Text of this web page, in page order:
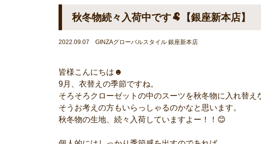
秋冬物続々入荷中です🐏【銀座新本店】
2022.09.07 GINZAグローバルスタイル 銀座新本店
皆様こんにちは☻
9月、衣替えの季節ですね。
そろそろクローゼットの中のスーツを秋冬物に入れ替
そうお考えの方もいらっしゃるのかなと思います。
秋冬物の生地、続々入荷していますよー！！😊